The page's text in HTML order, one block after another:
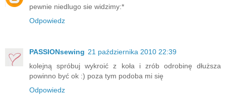
pewnie niedlugo sie widzimy:*
Odpowiedz
PASSIONsewing 21 października 2010 22:39
kolejną spróbuj wykroić z koła i zrób odrobinę dłuższa
powinno być ok :) poza tym podoba mi się
Odpowiedz